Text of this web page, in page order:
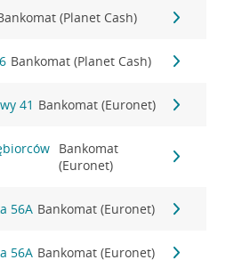
(Planet Cash)
Bankomat (Planet Cash)
41 Bankomat (Euronet)
Bankomat
(Euronet)
56A Bankomat (Euronet)
56A Bankomat (Euronet)